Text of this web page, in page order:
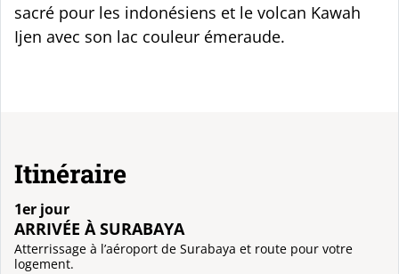
sacré pour les indonésiens et le volcan Kawah
Ijen avec son lac couleur émeraude.
Itinéraire
1er jour
ARRIVÉE À SURABAYA
Atterrissage à l’aéroport de Surabaya et route pour votre
logement.